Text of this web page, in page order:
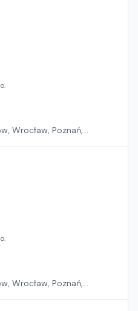
Wrocław, Poznań,
Wrocław, Poznań,